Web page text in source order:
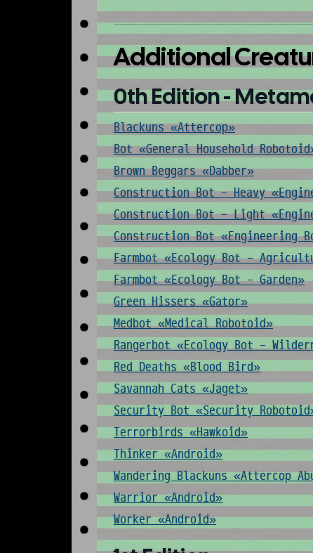
Additional
0th Edition -
Blackuns «Attercop»
Bot «General Household
Brown Beggars «Dabber»
Construction Bot - Heavy
Construction Bot - Light
Construction Bot «Engineering
Farmbot «Ecology Bot -
Farmbot «Ecology Bot - Garden»
Green Hissers «Gator»
Medbot «Medical Robotoid»
Rangerbot «Ecology Bot -
Red Deaths «Blood Bird»
Savannah Cats «Jaget»
Security Bot «Security
Terrorbirds «Hawkoid»
Thinker «Android»
Wandering Blackuns «Attercop
Warrior «Android»
Worker «Android»